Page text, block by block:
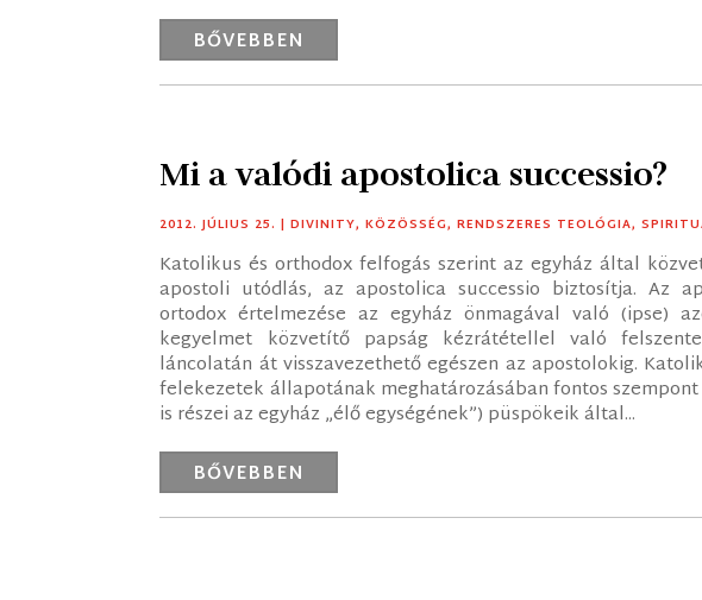
BŐVEBBEN
Mi a valódi apostolica successio?
2012. JÚLIUS 25. |DIVINITY,KÖZÖSSÉG,RENDSZERES TEOLÓGIA,
Katolikus és orthodox felfogás szerint az egyház által
apostoli utódlás, az apostolica successio biztosítja. Az
ortodox értelmezése az egyház önmagával való (ipse)
kegyelmet közvetítő papság kézrátétellel való
láncolatán át visszavezethető egészen az apostolokig.
felekezetek állapotának meghatározásában fontos szempont
is részei az egyház „élő egységének”) püspökeik által...
BŐVEBBEN